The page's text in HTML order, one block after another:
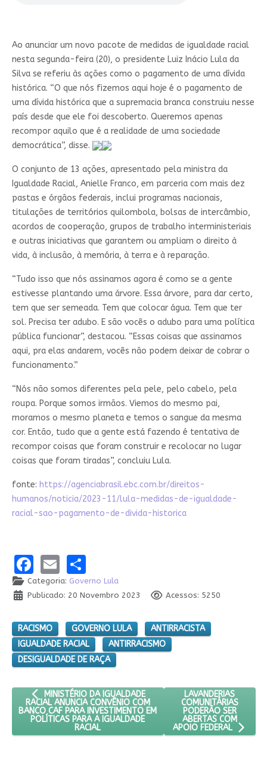
Ao anunciar um novo pacote de medidas de igualdade racial
nesta segunda-feira (20), o presidente Luiz Inácio Lula da
Silva se referiu às ações como o pagamento de uma dívida
histórica. “O que nós fizemos aqui hoje é o pagamento de
uma dívida histórica que a supremacia branca construiu nesse
país desde que ele foi descoberto. Queremos apenas
recompor aquilo que é a realidade de uma sociedade
democrática”, disse.
O conjunto de 13 ações, apresentado pela ministra da
Igualdade Racial, Anielle Franco, em parceria com mais dez
pastas e órgãos federais, inclui programas nacionais,
titulações de territórios quilombola, bolsas de intercâmbio,
acordos de cooperação, grupos de trabalho interministeriais
e outras iniciativas que garantem ou ampliam o direito à
vida, à inclusão, à memória, à terra e à reparação.
“Tudo isso que nós assinamos agora é como se a gente
estivesse plantando uma árvore. Essa árvore, para dar certo,
tem que ser semeada. Tem que colocar água. Tem que ter
sol. Precisa ter adubo. E são vocês o adubo para uma política
pública funcionar”, destacou. “Essas coisas que assinamos
aqui, pra elas andarem, vocês não podem deixar de cobrar o
funcionamento.”
“Nós não somos diferentes pela pele, pelo cabelo, pela
roupa. Porque somos irmãos. Viemos do mesmo pai,
moramos o mesmo planeta e temos o sangue da mesma
cor. Então, tudo que a gente está fazendo é tentativa de
recompor coisas que foram construir e recolocar no lugar
coisas que foram tiradas”, concluiu Lula.
fonte: https://agenciabrasil.ebc.com.br/direitos-
humanos/noticia/2023-11/lula-medidas-de-igualdade-
racial-sao-pagamento-de-divida-historica
Facebook
EmailShare
Categoria: Governo Lula
Publicado: 20 Novembro 2023
Acessos: 5250
RACISMO GOVERNO LULA
ANTIRRACISTA
IGUALDADE RACIAL
ANTIRRACISMO
DESIGUALDADE DE RAÇA
ARTIGO ANTERIOR: MINISTÉRIO DA IGUALDADE RACIAL
MINISTÉRIO DA IGUALDADE
RACIAL ANUNCIA CONVÊNIO COM
BANCO CAF PARA INVESTIMENTO EM
POLÍTICAS PARA A IGUALDADE
RACIAL
PRÓXIMO ARTIGO:
LAVANDERIAS
COMUNITÁRIAS
PODERÃO SER
ABERTAS COM
APOIO FEDERAL